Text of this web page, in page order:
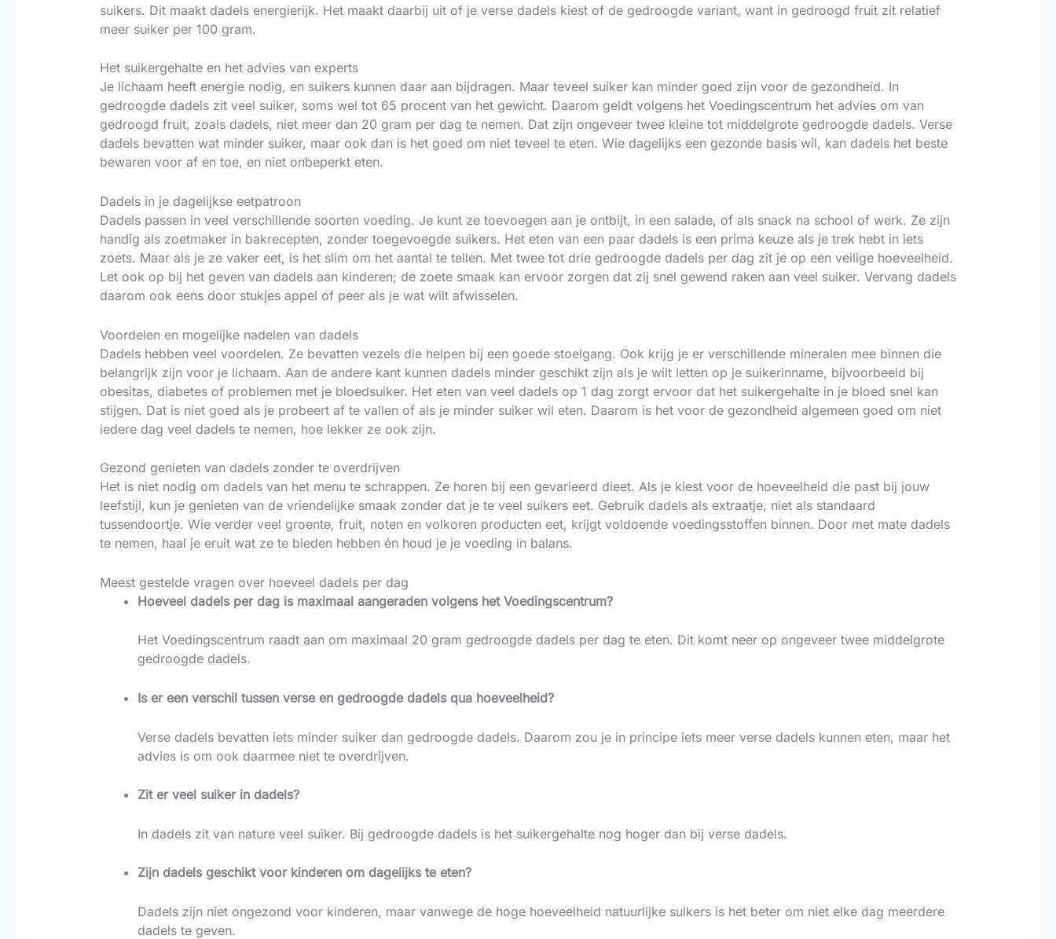
suikers. Dit maakt dadels energierijk. Het maakt daarbij uit of je verse dadels kiest of de gedroogde variant, want in gedroogd fruit zit relatief
meer suiker per 100 gram.
Het suikergehalte en het advies van experts
Je lichaam heeft energie nodig, en suikers kunnen daar aan bijdragen. Maar teveel suiker kan minder goed zijn voor de gezondheid. In
gedroogde dadels zit veel suiker, soms wel tot 65 procent van het gewicht. Daarom geldt volgens het Voedingscentrum het advies om van
gedroogd fruit, zoals dadels, niet meer dan 20 gram per dag te nemen. Dat zijn ongeveer twee kleine tot middelgrote gedroogde dadels. Verse
dadels bevatten wat minder suiker, maar ook dan is het goed om niet teveel te eten. Wie dagelijks een gezonde basis wil, kan dadels het beste
bewaren voor af en toe, en niet onbeperkt eten.
Dadels in je dagelijkse eetpatroon
Dadels passen in veel verschillende soorten voeding. Je kunt ze toevoegen aan je ontbijt, in een salade, of als snack na school of werk. Ze zijn
handig als zoetmaker in bakrecepten, zonder toegevoegde suikers. Het eten van een paar dadels is een prima keuze als je trek hebt in iets
zoets. Maar als je ze vaker eet, is het slim om het aantal te tellen. Met twee tot drie gedroogde dadels per dag zit je op een veilige hoeveelheid.
Let ook op bij het geven van dadels aan kinderen; de zoete smaak kan ervoor zorgen dat zij snel gewend raken aan veel suiker. Vervang dadels
daarom ook eens door stukjes appel of peer als je wat wilt afwisselen.
Voordelen en mogelijke nadelen van dadels
Dadels hebben veel voordelen. Ze bevatten vezels die helpen bij een goede stoelgang. Ook krijg je er verschillende mineralen mee binnen die
belangrijk zijn voor je lichaam. Aan de andere kant kunnen dadels minder geschikt zijn als je wilt letten op je suikerinname, bijvoorbeeld bij
obesitas, diabetes of problemen met je bloedsuiker. Het eten van veel dadels op 1 dag zorgt ervoor dat het suikergehalte in je bloed snel kan
stijgen. Dat is niet goed als je probeert af te vallen of als je minder suiker wil eten. Daarom is het voor de gezondheid algemeen goed om niet
iedere dag veel dadels te nemen, hoe lekker ze ook zijn.
Gezond genieten van dadels zonder te overdrijven
Het is niet nodig om dadels van het menu te schrappen. Ze horen bij een gevarieerd dieet. Als je kiest voor de hoeveelheid die past bij jouw
leefstijl, kun je genieten van de vriendelijke smaak zonder dat je te veel suikers eet. Gebruik dadels als extraatje, niet als standaard
tussendoortje. Wie verder veel groente, fruit, noten en volkoren producten eet, krijgt voldoende voedingsstoffen binnen. Door met mate dadels
te nemen, haal je eruit wat ze te bieden hebben én houd je je voeding in balans.
Meest gestelde vragen over hoeveel dadels per dag
Hoeveel dadels per dag is maximaal aangeraden volgens het Voedingscentrum?
Het Voedingscentrum raadt aan om maximaal 20 gram gedroogde dadels per dag te eten. Dit komt neer op ongeveer twee middelgrote
gedroogde dadels.
Is er een verschil tussen verse en gedroogde dadels qua hoeveelheid?
Verse dadels bevatten iets minder suiker dan gedroogde dadels. Daarom zou je in principe iets meer verse dadels kunnen eten, maar het
advies is om ook daarmee niet te overdrijven.
Zit er veel suiker in dadels?
In dadels zit van nature veel suiker. Bij gedroogde dadels is het suikergehalte nog hoger dan bij verse dadels.
Zijn dadels geschikt voor kinderen om dagelijks te eten?
Dadels zijn niet ongezond voor kinderen, maar vanwege de hoge hoeveelheid natuurlijke suikers is het beter om niet elke dag meerdere
dadels te geven.